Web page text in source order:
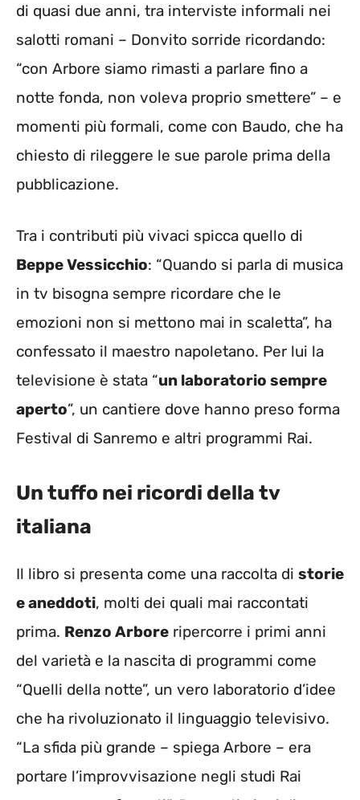
di quasi due anni, tra interviste informali nei
salotti romani – Donvito sorride ricordando:
“con Arbore siamo rimasti a parlare fino a
notte fonda, non voleva proprio smettere” – e
momenti più formali, come con Baudo, che ha
chiesto di rileggere le sue parole prima della
pubblicazione.
Tra i contributi più vivaci spicca quello di
Beppe Vessicchio: “Quando si parla di musica
in tv bisogna sempre ricordare che le
emozioni non si mettono mai in scaletta”, ha
confessato il maestro napoletano. Per lui la
televisione è stata “un laboratorio sempre
aperto”, un cantiere dove hanno preso forma
Festival di Sanremo e altri programmi Rai.
Un tuffo nei ricordi della tv
italiana
Il libro si presenta come una raccolta di storie
e aneddoti, molti dei quali mai raccontati
prima. Renzo Arbore ripercorre i primi anni
del varietà e la nascita di programmi come
“Quelli della notte”, un vero laboratorio d’idee
che ha rivoluzionato il linguaggio televisivo.
“La sfida più grande – spiega Arbore – era
portare l’improvvisazione negli studi Rai